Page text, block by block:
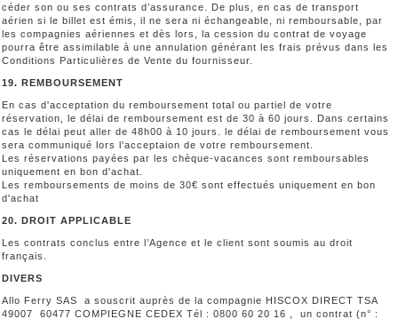
céder son ou ses contrats d’assurance. De plus, en cas de transport
aérien si le billet est émis, il ne sera ni échangeable, ni remboursable, par
les compagnies aériennes et dès lors, la cession du contrat de voyage
pourra être assimilable à une annulation générant les frais prévus dans les
Conditions Particulières de Vente du fournisseur.
19. REMBOURSEMENT
En cas d'acceptation du remboursement total ou partiel de votre
réservation, le délai de remboursement est de 30 à 60 jours. Dans certains
cas le délai peut aller de 48h00 à 10 jours. le délai de remboursement vous
sera communiqué lors l'acceptaion de votre remboursement.
Les réservations payées par les chèque-vacances sont remboursables
uniquement en bon d'achat.
Les remboursements de moins de 30€ sont effectués uniquement en bon
d'achat
20. DROIT APPLICABLE
Les contrats conclus entre l’Agence et le client sont soumis au droit
français.
DIVERS
Allo Ferry SAS a souscrit auprès de la compagnie HISCOX DIRECT TSA
49007 60477 COMPIEGNE CEDEX Tél : 0800 60 20 16 , un contrat (n° :